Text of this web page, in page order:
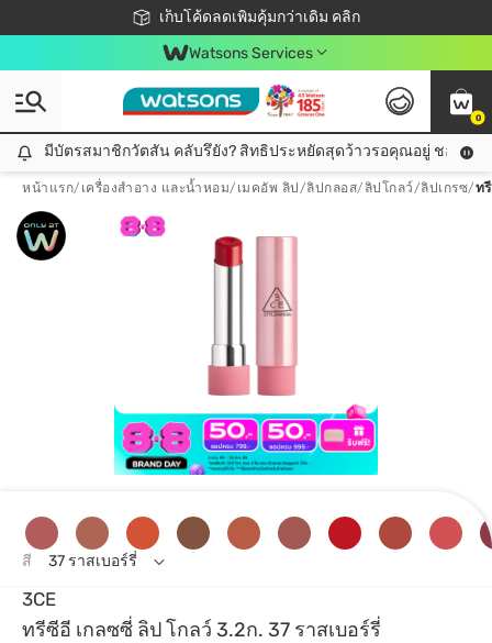
เก็บโค้ดลดเพิ่มคุ้มกว่าเดิม คลิก
ชอปออนไลน์ครั้งแรก ลดเพิ่มจุก ๆ 10%! 🎉
📦ส่งฟรี! เมื่อชอป 499฿
สมาชิกวัตสัน คลับดียังไง?
Watsons Services
0
มีบัตรสมาชิกวัตสัน คลับรึยัง? สิทธิประหยัดสุดว้าวรอคุณอยู่ ชอปคุ้มกว่าเดิม คลิก!
มีบัตรสมาชิกวัตสัน คลับรึยัง? สิทธิประหยัดสุดว้าวรอคุณอยู่ ชอปคุ้มก
หน้าแรก/ เครื่องสำอาง และน้ำหอม/ เมคอัพ ลิป /ลิปกลอส/ลิปโกลว์/ลิปเกรซ/ท
3CE
ทรีซีอี เกลซซี่ ลิป โกลว์ 3.2ก. 37 ราสเบอร์รี่
สี 37 ราสเบอร์รี่